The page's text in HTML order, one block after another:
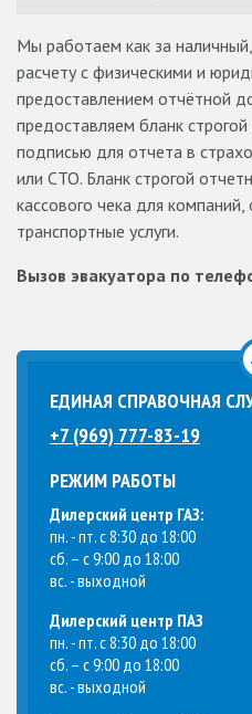
Мы работаем как за
расчету с физическими и
предоставлением отчётной
предоставляем бланк
подписью для отчета в
или СТО. Бланк строгой
кассового чека для
транспортные услуги.
Вызов эвакуатора по
ЕДИНАЯ СПРАВОЧНАЯ
+7 (969) 777-83-19
РЕЖИМ РАБОТЫ
Дилерский центр ГАЗ:
пн. - пт. с 8:30 до 18:00
сб. – с 9:00 до 18:00
вс. - выходной
Дилерский центр ПАЗ
пн. - пт. с 8:30 до 18:00
сб. – с 9:00 до 18:00
вс. - выходной